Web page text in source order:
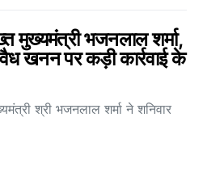
मुख्यमंत्री भजनलाल शर्मा,
खनन पर कड़ी कार्रवाई के
श्री भजनलाल शर्मा ने शनिवार